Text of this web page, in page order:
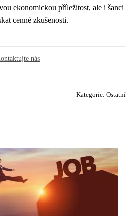
ekonomickou příležitost, ale i šanci
cenné zkušenosti.
nás
Kategorie: Ostatní